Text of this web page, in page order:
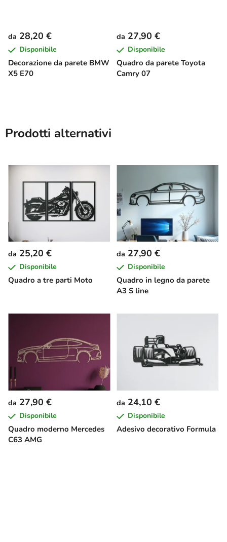
Decorazione da parete BMW
X5 E70
da 28,20 €
Disponibile
Quadro da parete Toyota
Camry 07
da 27,90 €
Disponibile
Prodotti alternativi
Quadro a tre parti Moto
da 25,20 €
Disponibile
Quadro in legno da parete
A3 S line
da 27,90 €
Disponibile
Quadro moderno Mercedes
C63 AMG
da 27,90 €
Disponibile
Adesivo decorativo Formula
da 24,10 €
Disponibile